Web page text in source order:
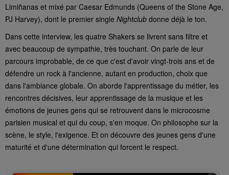
Limiñanas et mixé par Caesar Edmunds (Queens of the Stone Age,
PJ Harvey), dont le premier single Nightclub donne déjà le ton.
Dans cette interview, les quatre Shakers se livrent sans filtre et
avec beaucoup de sympathie, très touchant. On parle de leur
parcours improbable, de ce que c'est d'avoir vingt-trois ans et de
défendre un rock à l'ancienne, autant en production, choix que
dans l'ambiance globale. On aborde l'apprentissage du métier, les
rencontres décisives, leur apprentissage de la musique et les
émotions de jeunes gens qui se retrouvent dans le microcosme
parisien musical et qui du coup, s'en moque. On philosophe sur la
scène, le style, l'exigence. Et on découvre des jeunes gens d'une
maturité et d'une détermination qui forcent le respect.